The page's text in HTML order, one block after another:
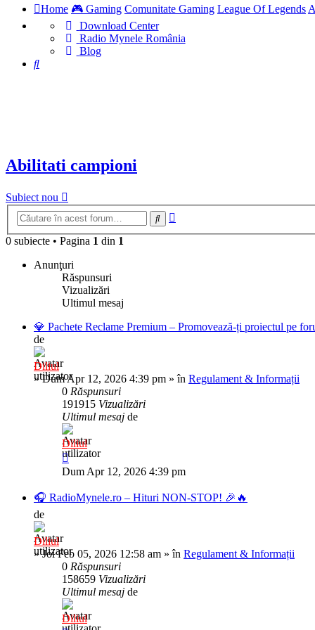
Home 🎮 Gaming Comunitate Gaming League Of Legends
Download Center
Radio Mynele România(Opens
Blog(Opens
Căutare
Abilitati campioni
Subiect nou
Căutare
0 subiecte • Pagina 1 din 1
Anunţuri
Răspunsuri
Vizualizări
Ultimul mesaj
💎 Pachete Reclame Premium – Promovează-ți proiectul pe
de
Diliul
»Dum Apr 12, 2026 4:39 pm » în Regulament & Informații
0 Răspunsuri
191915 Vizualizări
Ultimul mesaj de
Diliul
Dum Apr 12, 2026 4:39 pm
🎧 RadioMynele.ro – Hituri NON-STOP! 🎉🔥
de
Diliul
»Joi Feb 05, 2026 12:58 am » în Regulament & Informații
0 Răspunsuri
158659 Vizualizări
Ultimul mesaj de
Diliul